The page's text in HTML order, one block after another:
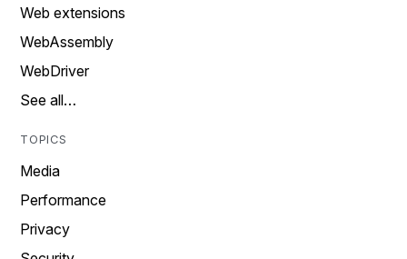
Web extensions
WebAssembly
WebDriver
See all…
TOPICS
Media
Performance
Privacy